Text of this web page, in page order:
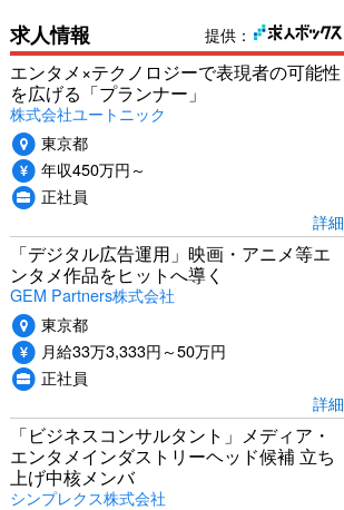
提供：
求人情報
エンタメ×テクノロジーで表現者の可能性
を広げる「プランナー」
株式会社ユートニック
東京都
年収450万円～
正社員
詳細
「デジタル広告運用」映画・アニメ等エ
ンタメ作品をヒットへ導く
GEM Partners株式会社
東京都
月給33万3,333円～50万円
正社員
詳細
「ビジネスコンサルタント」メディア・
エンタメインダストリーヘッド候補 立ち
上げ中核メンバ
シンプレクス株式会社